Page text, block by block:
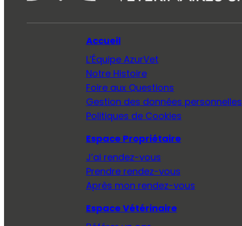
Accueil
L’Équipe AzurVet
Notre Histoire
Foire aux Questions
Gestion des données personnelles
Politiques de Cookies
Espace Propriétaire
J’ai rendez-vous
Prendre rendez-vous
Après mon rendez-vous
Espace Vétérinaire